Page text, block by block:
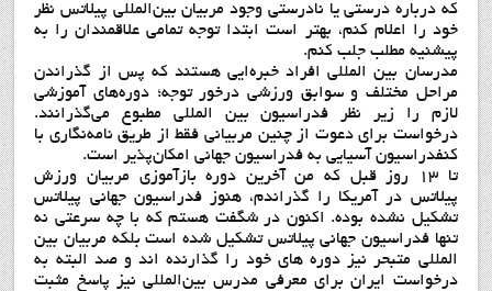
که درباره درستی یا نادرستی وجود مربیان بین‌المللی پیلاتس نظر
خود را اعلام کنم، بهتر است ابتدا توجه تمامی علاقمندان را به
پیشنیه مطلب جلب کنم.
مدرسان بین المللی افراد خبره‌ایی هستند که پس از گذراندن
مراحل مختلف و سوابق ورزشی درخور توجه؛ دوره‌های آموزشی
لازم را زیر نظر فدراسیون بین المللی مطبوع می‌گذرانند.
درخواست برای دعوت از چنین مربیانی فقط از طریق نامه‌نگاری با
کنفدراسیون آسیایی به فدراسیون جهانی امکان‌پذیر است.
تا 13 روز قبل که من آخرین دوره بازآموزی مربیان ورزش
پیلاتس در آمریکا را گذراندم، هنوز فدراسیون جهانی پیلاتس
تشکیل نشده بوده. اکنون در شگفت هستم که با چه سرعتی نه
تنها فدراسیون جهانی پیلاتس تشکیل شده است بلکه مربیان بین
المللی متبحر نیز دوره های خود را گذارنده اند و صد البته به
درخواست ایران برای معرفی مدرس بین‌المللی نیز پاسخ مثبت